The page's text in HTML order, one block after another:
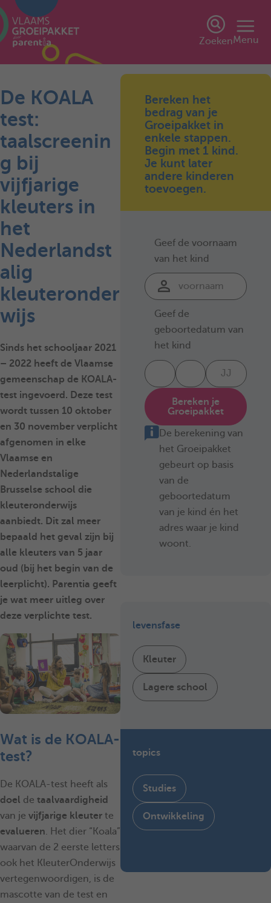
ZoekenMenu
De KOALA
test:
taalscreenin
g bij
vijfjarige
kleuters in
het
Nederlandst
alig
kleuteronder
wijs
Sinds het schooljaar 2021
– 2022 heeft de Vlaamse
gemeenschap de KOALA-
test ingevoerd. Deze test
wordt tussen 10 oktober
en 30 november verplicht
afgenomen in elke
Vlaamse en
Nederlandstalige
Brusselse school die
kleuteronderwijs
aanbiedt. Dit zal meer
bepaald het geval zijn bij
alle kleuters van 5 jaar
oud (bij het begin van de
leerplicht). Parentia geeft
je wat meer uitleg over
deze verplichte test.
Wat is de KOALA-
test?
De KOALA-test heeft als
doel de taalvaardigheid
van je vijfjarige kleuter te
evalueren. Het dier “Koala”
waarvan de 2 eerste letters
ook het KleuterOnderwijs
vertegenwoordigen, is de
mascotte van de test en
Bereken het
bedrag van je
Groeipakket in
enkele stappen.
Begin met 1 kind.
Je kunt later
andere kinderen
toevoegen.
Geef de voornaam
van het kind
Geef de
geboortedatum van
het kind
Bereken je
Groeipakket
De berekening van
het Groeipakket
gebeurt op basis
van de
geboortedatum
van je kind én het
adres waar je kind
woont.
levensfase
Kleuter
Lagere school
topics
Studies
Ontwikkeling